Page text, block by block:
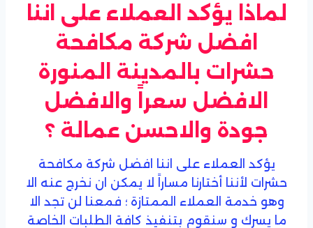
لماذا يؤكد العملاء على اننا
افضل شركة مكافحة
حشرات بالمدينة المنورة
الافضل سعراً والافضل
جودة والاحسن عمالة ؟
يؤكد العملاء على اننا افضل شركة مكافحة
حشرات لأننا أختارنا مساراً لا يمكن ان نخرج عنه الا
وهو خدمة العملاء الممتازة ؛ فمعنا لن تجد الا
ما يسرك و سنقوم بتنفيذ كافة الطلبات الخاصة